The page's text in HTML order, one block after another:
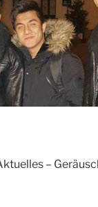
–